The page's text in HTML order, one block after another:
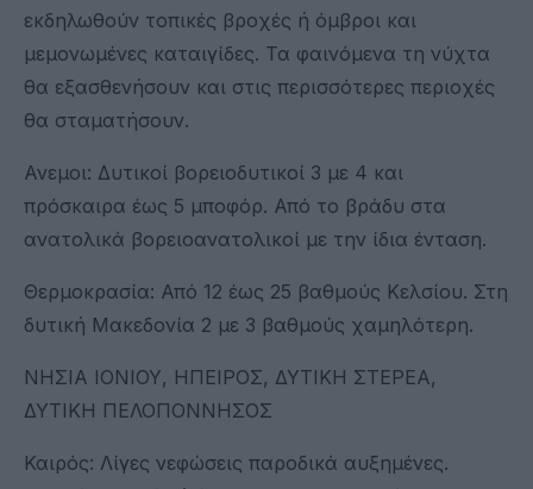
εκδηλωθούν τοπικές βροχές ή όμβροι και
μεμονωμένες καταιγίδες. Τα φαινόμενα τη νύχτα
θα εξασθενήσουν και στις περισσότερες περιοχές
θα σταματήσουν.
Ανεμοι: Δυτικοί βορειοδυτικοί 3 με 4 και
πρόσκαιρα έως 5 μποφόρ. Από το βράδυ στα
ανατολικά βορειοανατολικοί με την ίδια ένταση.
Θερμοκρασία: Από 12 έως 25 βαθμούς Κελσίου. Στη
δυτική Μακεδονία 2 με 3 βαθμούς χαμηλότερη.
ΝΗΣΙΑ ΙΟΝΙΟΥ, ΗΠΕΙΡΟΣ, ΔΥΤΙΚΗ ΣΤΕΡΕΑ,
ΔΥΤΙΚΗ ΠΕΛΟΠΟΝΝΗΣΟΣ
Καιρός: Λίγες νεφώσεις παροδικά αυξημένες.